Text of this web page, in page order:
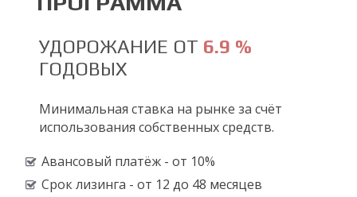
S
УДОРОЖАНИЕ ОТ 6.9 %
ГОДОВЫХ
Минимальная ставка на рынке за счёт
использования собственных средств.
Авансовый платёж - от 10%
Срок лизинга - от 12 до 48 месяцев